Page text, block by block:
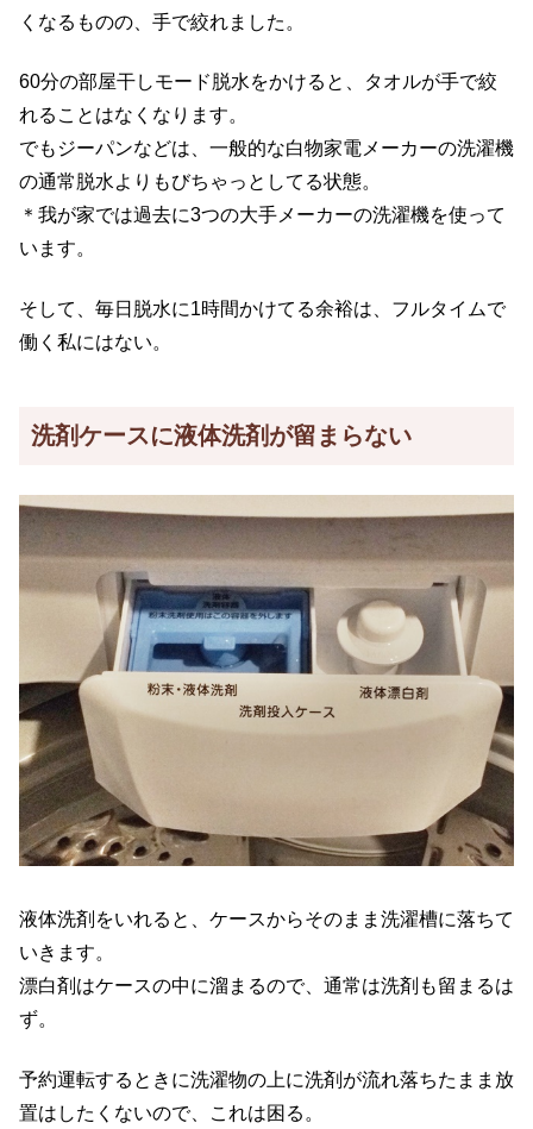
くなるものの、手で絞れました。
60分の部屋干しモード脱水をかけると、タオルが手で絞
れることはなくなります。
でもジーパンなどは、一般的な白物家電メーカーの洗濯機
の通常脱水よりもびちゃっとしてる状態。
＊我が家では過去に3つの大手メーカーの洗濯機を使って
います。
そして、毎日脱水に1時間かけてる余裕は、フルタイムで
働く私にはない。
洗剤ケースに液体洗剤が留まらない
液体洗剤をいれると、ケースからそのまま洗濯槽に落ちて
いきます。
漂白剤はケースの中に溜まるので、通常は洗剤も留まるは
ず。
予約運転するときに洗濯物の上に洗剤が流れ落ちたまま放
置はしたくないので、これは困る。